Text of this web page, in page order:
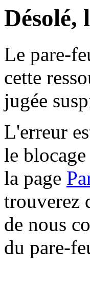
Désolé,
Le pare-
cette
jugée
L'erreur
le
la page
trouverez
de nous
du pare-